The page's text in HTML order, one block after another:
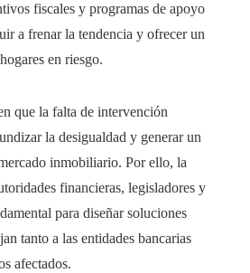
fiscales y programas de apoyo
a frenar la tendencia y ofrecer un
en riesgo.
que la falta de intervención
la desigualdad y generar un
inmobiliario. Por ello, la
financieras, legisladores y
para diseñar soluciones
tanto a las entidades bancarias
afectados.